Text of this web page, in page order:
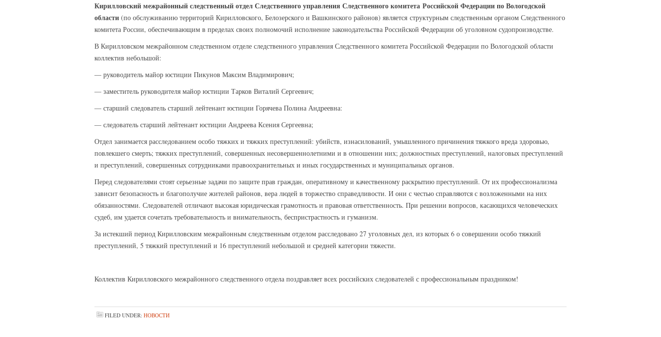
Кирилловский межрайонный следственный отдел Следственного управления Следственного комитета Российской Федерации по Вологодской
области (по обслуживанию территорий Кирилловского, Белозерского и Вашкинского районов) является структурным следственным органом Следственного
комитета России, обеспечивающим в пределах своих полномочий исполнение законодательства Российской Федерации об уголовном судопроизводстве.
В Кирилловском межрайонном следственном отделе следственного управления Следственного комитета Российской Федерации по Вологодской области
коллектив небольшой:
— руководитель майор юстиции Пикунов Максим Владимирович;
— заместитель руководителя майор юстиции Тарков Виталий Сергеевич;
— старший следователь старший лейтенант юстиции Горячева Полина Андреевна:
— следователь старший лейтенант юстиции Андреева Ксения Сергеевна;
Отдел занимается расследованием особо тяжких и тяжких преступлений: убийств, изнасилований, умышленного причинения тяжкого вреда здоровью,
повлекшего смерть; тяжких преступлений, совершенных несовершеннолетними и в отношении них; должностных преступлений, налоговых преступлений
и преступлений, совершенных сотрудниками правоохранительных и иных государственных и муниципальных органов.
Перед следователями стоят серьезные задачи по защите прав граждан, оперативному и качественному раскрытию преступлений. От их профессионализма
зависит безопасность и благополучие жителей районов, вера людей в торжество справедливости. И они с честью справляются с возложенными на них
обязанностями. Следователей отличают высокая юридическая грамотность и правовая ответственность. При решении вопросов, касающихся человеческих
судеб, им удается сочетать требовательность и внимательность, беспристрастность и гуманизм.
За истекший период Кирилловским межрайонным следственным отделом расследовано 27 уголовных дел, из которых 6 о совершении особо тяжкий
преступлений, 5 тяжкий преступлений и 16 преступлений небольшой и средней категории тяжести.
Коллектив Кирилловского межрайонного следственного отдела поздравляет всех российских следователей с профессиональным праздником!
FILED UNDER: НОВОСТИ